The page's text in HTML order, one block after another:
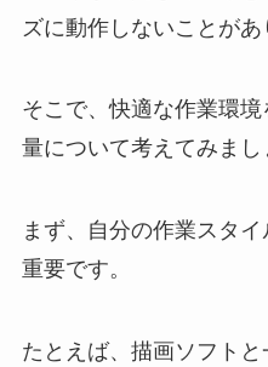
ズに動作しないことがあ
そこで、快適な作業環
量について考えてみまし
まず、自分の作業スタ
重要です。
たとえば、描画ソフト